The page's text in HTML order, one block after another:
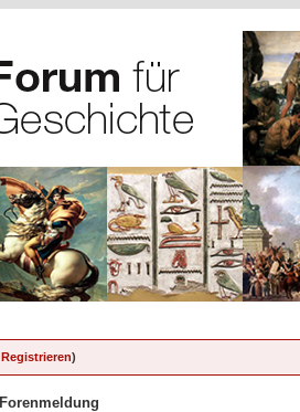
Registrieren)
Forenmeldung